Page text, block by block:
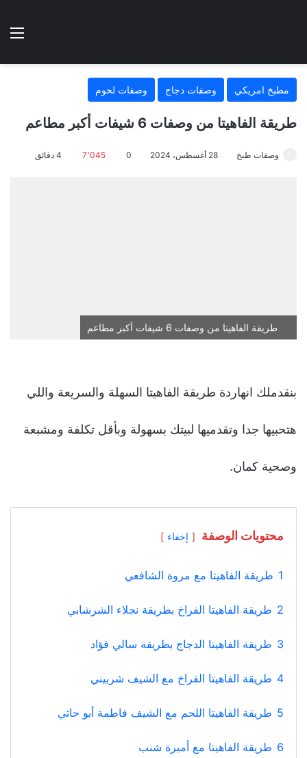
الوضع
مطبخ امريكي وصفات دجاج وصفات لحوم
طريقة الفاهيتا من وصفات 6 شيفات أكبر مطاعم
وصفات طبخ 28 أغسطس، 2024 0 7٬045
طريقة الفاهيتا من وصفات 6 شيفات أكبر مطاعم
بنقدملك انهاردة طريقة الفاهيتا السهلة والسريعة واللي
هتحبيها جدا وتقدميها لبيتك بسهولة وبأقل تكلفة ومشبعة
وصحية كمان.
محتويات الوصفة إخفاء
1 طريقة الفاهيتا مع مروة الشافعي
2 طريقة الفاهيتا الفراخ بطريقة نجلاء الشرشابي
3 طريقة الفاهيتا الدجاج بطريقة سالي فؤاد
4 طريقة الفاهيتا الفراخ مع الشيف شربيني
5 طريقة الفاهيتا اللحم مع الشيف فاطمة أبو حاتي
6 طريقة الفاهيتا مع أميرة شنب